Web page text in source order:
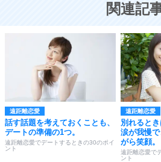
関連記
遠距離恋愛
話す話題を考えておくことも、
デートの準備の1つ。
遠距離恋愛でデートするときの30のポイ
ント
遠距離恋愛
別れるとき
涙が我慢
がら笑顔。
遠距離恋愛で
ント